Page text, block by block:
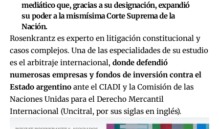
mediático que, gracias a su designación, expandió
su poder a la mismísima Corte Suprema de la
Nación.
Rosenkrantz es experto en litigación constitucional y
casos complejos. Una de las especialidades de su estudio
es el arbitraje internacional, donde defendió
numerosas empresas y fondos de inversión contra el
Estado argentino ante el CIADI y la Comisión de las
Naciones Unidas para el Derecho Mercantil
Internacional (Uncitral, por sus siglas en inglés).